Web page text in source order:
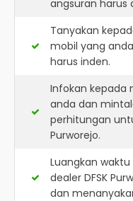
angsuran harus
Tanyakan
mobil yang
harus inden.
Infokan kepada
anda dan
perhitungan
Purworejo.
Luangkan
dealer DFSK
dan